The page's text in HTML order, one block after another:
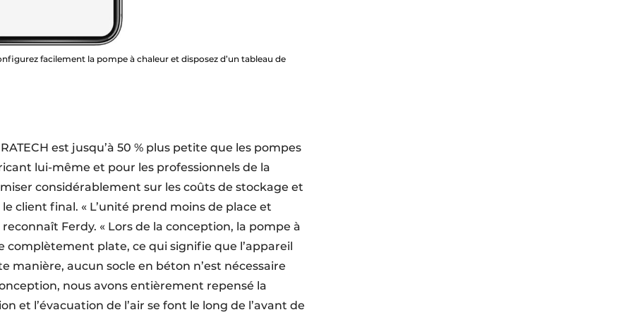
facilement la pompe à chaleur et disposez d’un tableau de
est jusqu’à 50 % plus petite que les pompes
lui-même et pour les professionnels de la
considérablement sur les coûts de stockage et
client final. « L’unité prend moins de place et
Ferdy. « Lors de la conception, la pompe à
complètement plate, ce qui signifie que l’appareil
aucun socle en béton n’est nécessaire
nous avons entièrement repensé la
et l’évacuation de l’air se font le long de l’avant de